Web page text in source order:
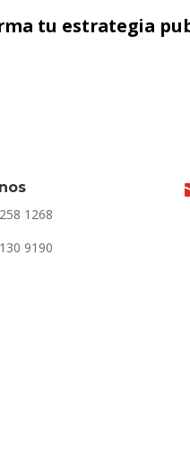
tu estrategia
1268
9190